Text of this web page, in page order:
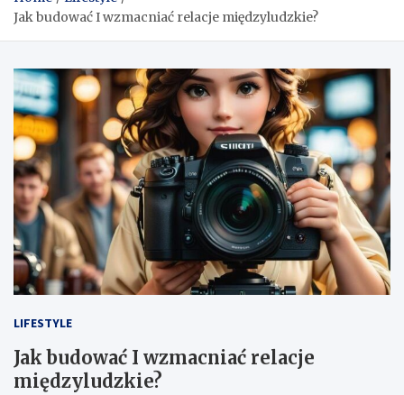
Jak budować I wzmacniać relacje międzyludzkie?
LIFESTYLE
Jak budować I wzmacniać relacje
międzyludzkie?